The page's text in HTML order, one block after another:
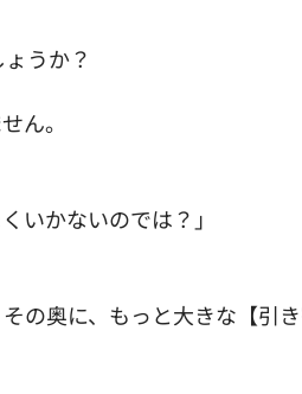
うか？
ん。
いかないのでは？」
の奥に、もっと大きな【引